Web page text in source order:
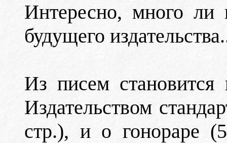
Интересно, много ли
будущего
Из писем становится
Издательством
стр.), и о гонораре